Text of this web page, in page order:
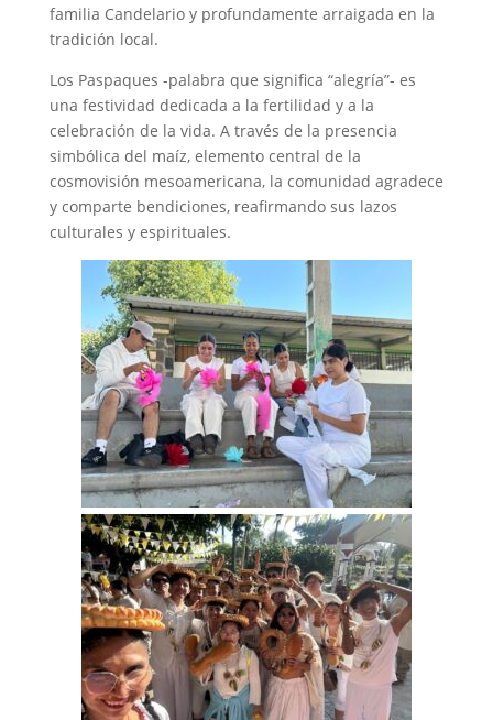
familia Candelario y profundamente arraigada en la
tradición local.
Los Paspaques -palabra que significa “alegría”- es
una festividad dedicada a la fertilidad y a la
celebración de la vida. A través de la presencia
simbólica del maíz, elemento central de la
cosmovisión mesoamericana, la comunidad agradece
y comparte bendiciones, reafirmando sus lazos
culturales y espirituales.